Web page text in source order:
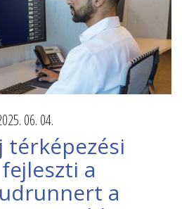
06. 04.
térképezési
a
a